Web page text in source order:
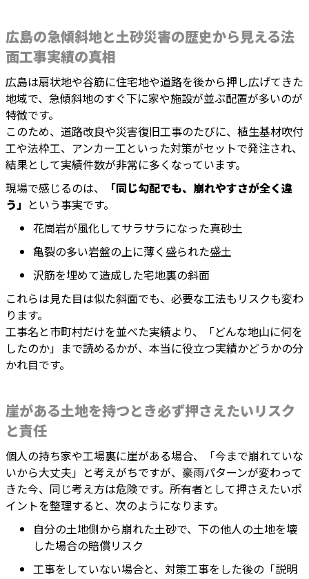
広島の急傾斜地と土砂災害の歴史から見える法
面工事実績の真相
広島は扇状地や谷筋に住宅地や道路を後から押し広げてきた
地域で、急傾斜地のすぐ下に家や施設が並ぶ配置が多いのが
特徴です。
このため、道路改良や災害復旧工事のたびに、植生基材吹付
工や法枠工、アンカー工といった対策がセットで発注され、
結果として実績件数が非常に多くなっています。
現場で感じるのは、
「同じ勾配でも、崩れやすさが全く違
う」 という事実です。
花崗岩が風化してサラサラになった真砂土
亀裂の多い岩盤の上に薄く盛られた盛土
沢筋を埋めて造成した宅地裏の斜面
これらは見た目は似た斜面でも、必要な工法もリスクも変わ
ります。
工事名と市町村だけを並べた実績より、「どんな地山に何を
したのか」まで読めるかが、本当に役立つ実績かどうかの分
かれ目です。
崖がある土地を持つとき必ず押さえたいリスク
と責任
個人の持ち家や工場裏に崖がある場合、「今まで崩れていな
いから大丈夫」と考えがちですが、豪雨パターンが変わって
きた今、同じ考え方は危険です。所有者として押さえたいポ
イントを整理すると、次のようになります。
自分の土地側から崩れた土砂で、下の他人の土地を壊
した場合の賠償リスク
工事をしていない場合と、対策工事をした後の「説明